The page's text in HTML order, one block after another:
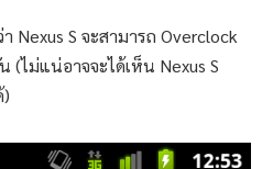
Nexus S จะสามารถ Overclock
(ไม่แน่อาจจะได้เห็น Nexus S